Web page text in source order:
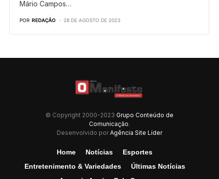
Mário Campos…
POR REDAÇÃO 28 DE AGOSTO DE 2023
© Copyright 2000-2023 Grupo Conteúdo de
Comunicação.
Desenvolvido por Agência Site Líder
Home Notícias
Esportes
Entretenimento & Variedades
Últimas Notícias